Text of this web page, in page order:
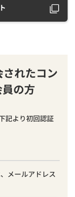
れたコン
の方
記より初回認証
メールアドレス